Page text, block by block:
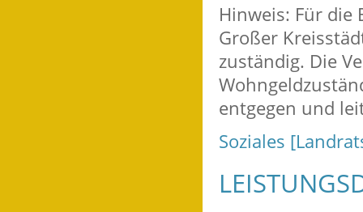
Hinweis: Für
Großer
zuständig. Die
entgegen und
Soziales